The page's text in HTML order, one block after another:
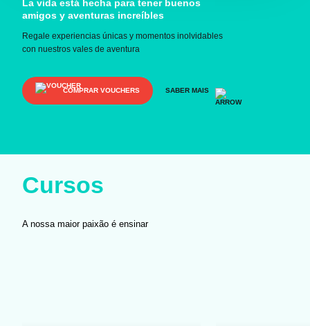
La vida está hecha para tener buenos
amigos y aventuras increíbles
Regale experiencias únicas y momentos inolvidables
con nuestros vales de aventura
COMPRAR VOUCHERS SABER MAIS
Cursos
A nossa maior paixão é ensinar